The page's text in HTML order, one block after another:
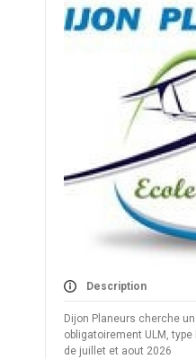
Description
Dijon Planeurs cherche
obligatoirement ULM,
de juillet et aout 2026